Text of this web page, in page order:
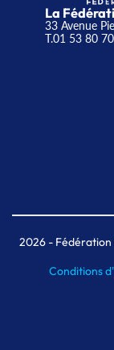
La
33 Avenue
T.01 53 80
2026- Fédération
Conditions